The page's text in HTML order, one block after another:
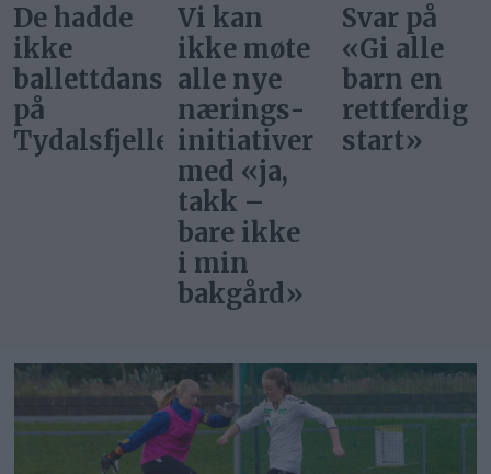
hadde
Vi kan
ikke møte
alle nye
nærings­
initiativer
med «ja,
takk –
bare ikke
i min
bakgård»
Svar på
«Gi alle
barn en
rettferdig
start»